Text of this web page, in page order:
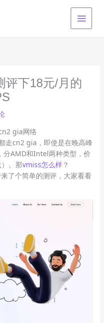
评下18元/月的
gia网络
走cn2 gia，即使是在晚高峰
分AMD和Intel两种类型，价
。那vmiss怎么样？
了个简单的测评，大家看看